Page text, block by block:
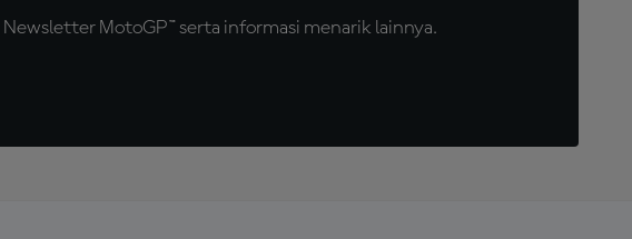
MotoGP™ serta informasi menarik lainnya.